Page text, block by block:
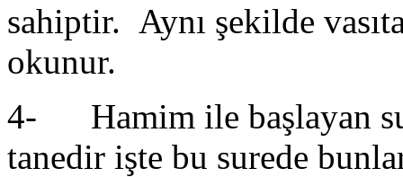
sahiptir. Aynı şekilde
okunur.
4- Hamim ile başlayan
tanedir işte bu surede